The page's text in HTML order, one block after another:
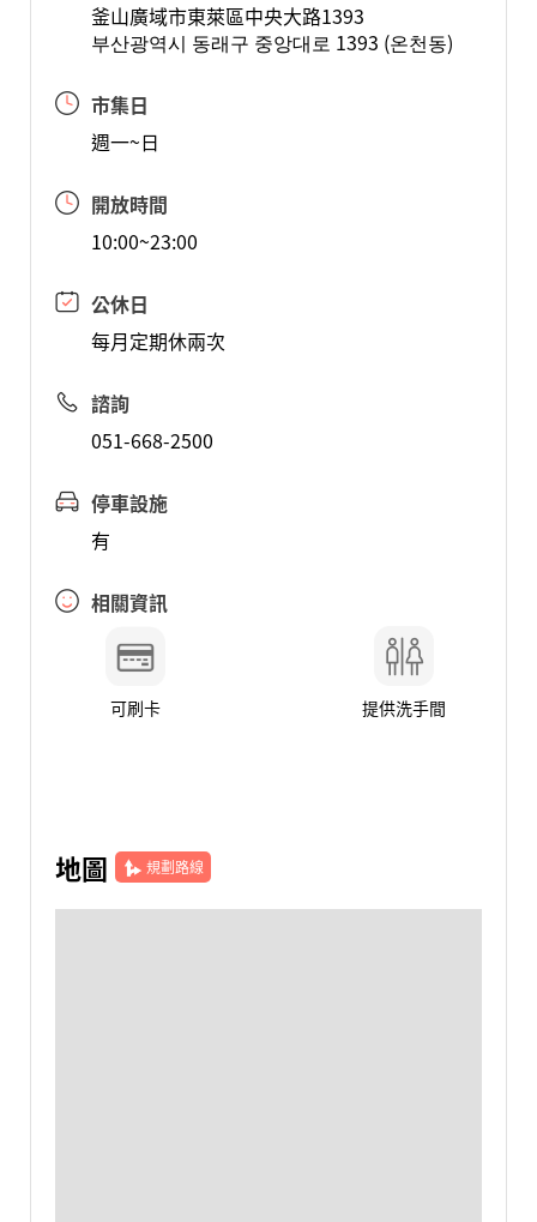
釜山廣域市東萊區中央大路1393
부산광역시 동래구 중앙대로 1393 (온천동)
市集日
週一~日
開放時間
10:00~23:00
公休日
每月定期休兩次
諮詢
051-668-2500
停車設施
有
相關資訊
可刷卡 提供洗手間
地圖 規劃路線